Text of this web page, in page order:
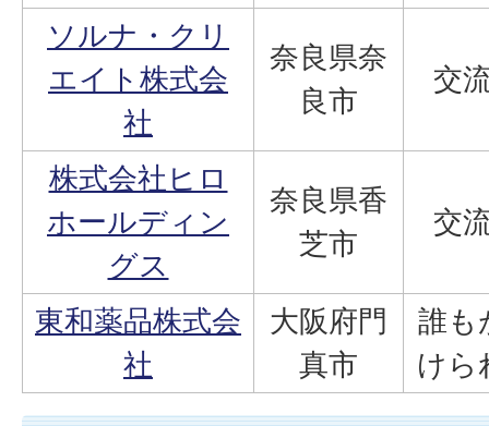
ソルナ・クリ
エイト株式会
社
奈良県奈
良市
交
株式会社ヒロ
ホールディン
グス
奈良県香
芝市
交
東和薬品株式会
社
大阪府門
真市
誰も
けら